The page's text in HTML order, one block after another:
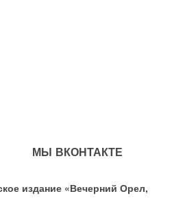
МЫ ВКОНТАКТЕ
издание «Вечерний Орел,